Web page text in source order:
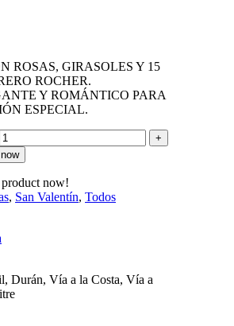
ROSAS, GIRASOLES Y 15
ROCHER.
Y ROMÁNTICO PARA
ESPECIAL.
now!
, San Valentín, Todos
Durán, Vía a la Costa, Vía a